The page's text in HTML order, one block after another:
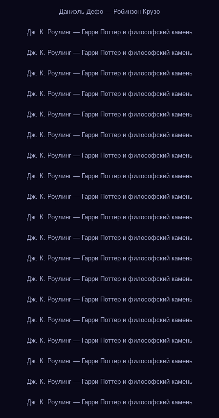
Даниэль Дефо — Робинзон Крузо
Дж. К. Роулинг — Гарри Поттер и философский камень
Дж. К. Роулинг — Гарри Поттер и философский камень
Дж. К. Роулинг — Гарри Поттер и философский камень
Дж. К. Роулинг — Гарри Поттер и философский камень
Дж. К. Роулинг — Гарри Поттер и философский камень
Дж. К. Роулинг — Гарри Поттер и философский камень
Дж. К. Роулинг — Гарри Поттер и философский камень
Дж. К. Роулинг — Гарри Поттер и философский камень
Дж. К. Роулинг — Гарри Поттер и философский камень
Дж. К. Роулинг — Гарри Поттер и философский камень
Дж. К. Роулинг — Гарри Поттер и философский камень
Дж. К. Роулинг — Гарри Поттер и философский камень
Дж. К. Роулинг — Гарри Поттер и философский камень
Дж. К. Роулинг — Гарри Поттер и философский камень
Дж. К. Роулинг — Гарри Поттер и философский камень
Дж. К. Роулинг — Гарри Поттер и философский камень
Дж. К. Роулинг — Гарри Поттер и философский камень
Дж. К. Роулинг — Гарри Поттер и философский камень
Дж. К. Роулинг — Гарри Поттер и философский камень